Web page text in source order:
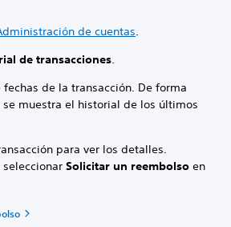
de cuentas.
de transacciones.
de la transacción. De forma
muestra el historial de los últimos
para ver los detalles.
Solicitar un reembolso en